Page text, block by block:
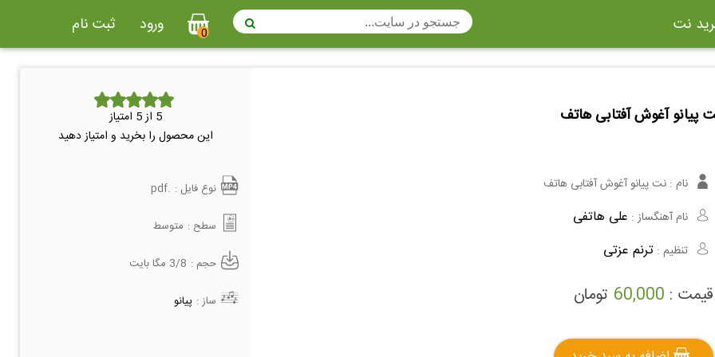
نت
سه تار
گلوکن اشپیل ویبرافون
نی هفت بند وکال
ویولا
ثبت نام ورود 0
پیانو آغوش آفتابی هاتف
نام : نت پیانو آغوش آفتابی هاتف
نام آهنگساز : علی هاتفی
تنظیم : ترنم عزتی
قیمت : 60,000 تومان
5 از 5 امتیاز
این محصول را بخرید و امتیاز دهید
نوع فایل : .pdf
سطح : متوسط
حجم : 3/8 مگا بایت
ساز : پیانو